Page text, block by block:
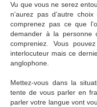
Vu que vous ne serez
n’aurez pas d’autre
comprenez pas ce que
demander à la personne
compreniez. Vous
interlocuteur mais ce
anglophone.
Mettez-vous dans la
tente de vous parler en
parler votre langue vont